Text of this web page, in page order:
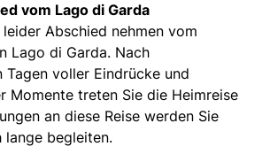
vom Lago di Garda
Abschied nehmen vom
Lago di Garda. Nach
Tagen voller Eindrücke und
Momente treten Sie die Heimreise
an diese Reise werden Sie
lange begleiten.